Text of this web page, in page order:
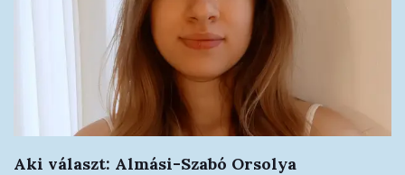
Aki választ: Almási-Szabó Orsolya